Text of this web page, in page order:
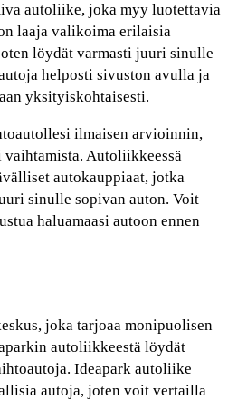
autoliike, joka myy luotettavia
laaja valikoima erilaisia
löydät varmasti juuri sinulle
helposti sivuston avulla ja
yksityiskohtaisesti.
ilmaisen arvioinnin,
Autoliikkeessä
autokauppiaat, jotka
sinulle sopivan auton. Voit
haluamaasi autoon ennen
joka tarjoaa monipuolisen
autoliikkeestä löydät
Ideapark autoliike
autoja, joten voit vertailla